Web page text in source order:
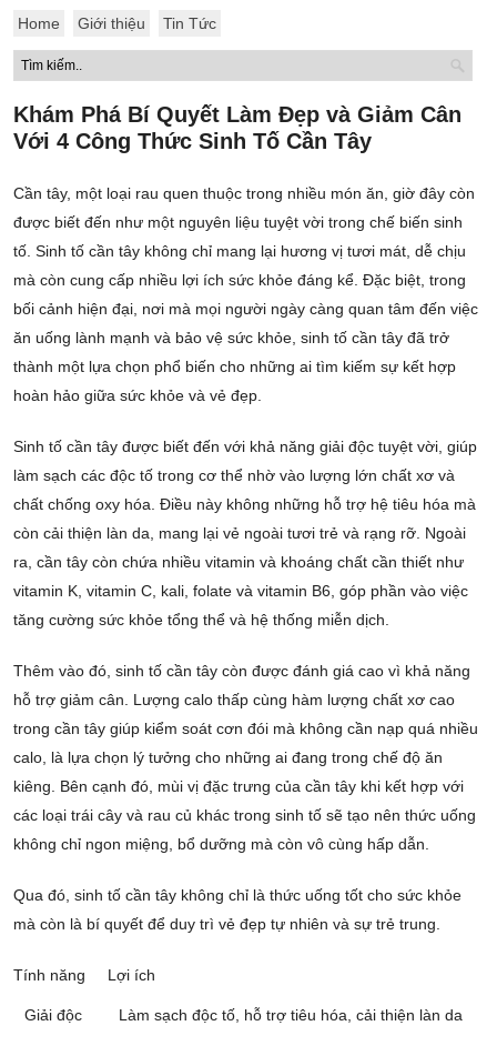
Home Giới thiệu Tin Tức
Khám Phá Bí Quyết Làm Đẹp và Giảm Cân
Với 4 Công Thức Sinh Tố Cần Tây
Cần tây, một loại rau quen thuộc trong nhiều món ăn, giờ đây còn
được biết đến như một nguyên liệu tuyệt vời trong chế biến sinh
tố. Sinh tố cần tây không chỉ mang lại hương vị tươi mát, dễ chịu
mà còn cung cấp nhiều lợi ích sức khỏe đáng kể. Đặc biệt, trong
bối cảnh hiện đại, nơi mà mọi người ngày càng quan tâm đến việc
ăn uống lành mạnh và bảo vệ sức khỏe, sinh tố cần tây đã trở
thành một lựa chọn phổ biến cho những ai tìm kiếm sự kết hợp
hoàn hảo giữa sức khỏe và vẻ đẹp.
Sinh tố cần tây được biết đến với khả năng giải độc tuyệt vời, giúp
làm sạch các độc tố trong cơ thể nhờ vào lượng lớn chất xơ và
chất chống oxy hóa. Điều này không những hỗ trợ hệ tiêu hóa mà
còn cải thiện làn da, mang lại vẻ ngoài tươi trẻ và rạng rỡ. Ngoài
ra, cần tây còn chứa nhiều vitamin và khoáng chất cần thiết như
vitamin K, vitamin C, kali, folate và vitamin B6, góp phần vào việc
tăng cường sức khỏe tổng thể và hệ thống miễn dịch.
Thêm vào đó, sinh tố cần tây còn được đánh giá cao vì khả năng
hỗ trợ giảm cân. Lượng calo thấp cùng hàm lượng chất xơ cao
trong cần tây giúp kiểm soát cơn đói mà không cần nạp quá nhiều
calo, là lựa chọn lý tưởng cho những ai đang trong chế độ ăn
kiêng. Bên cạnh đó, mùi vị đặc trưng của cần tây khi kết hợp với
các loại trái cây và rau củ khác trong sinh tố sẽ tạo nên thức uống
không chỉ ngon miệng, bổ dưỡng mà còn vô cùng hấp dẫn.
Qua đó, sinh tố cần tây không chỉ là thức uống tốt cho sức khỏe
mà còn là bí quyết để duy trì vẻ đẹp tự nhiên và sự trẻ trung.
Tính năng Lợi ích
Giải độc Làm sạch độc tố, hỗ trợ tiêu hóa, cải thiện làn da